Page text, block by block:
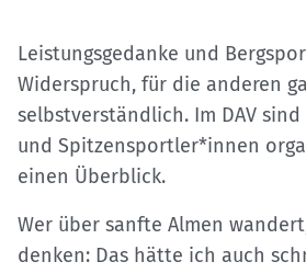
Leistungsgedanke und
Widerspruch, für die anderen
selbstverständlich. Im DAV
und Spitzensportler*innen
einen Überblick.
Wer über sanfte Almen
denken: Das hätte ich auch